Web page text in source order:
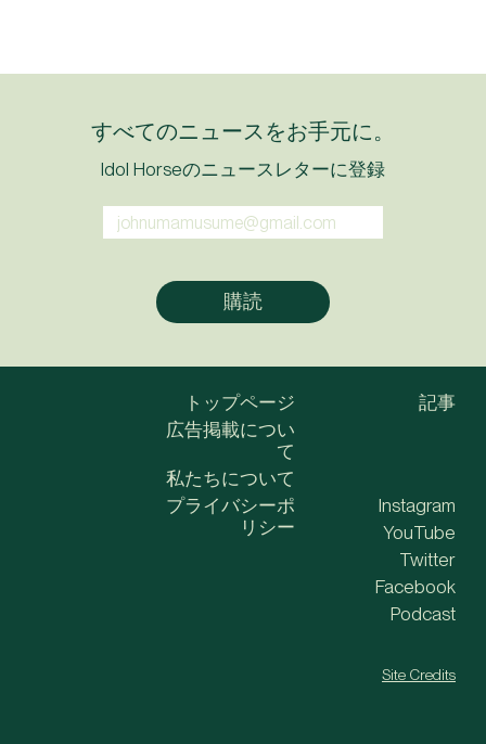
すべてのニュースをお手元に。
Idol Horseのニュースレターに登録
トップページ
広告掲載につい
て
私たちについて
記事
プライバシーポ
リシー
Instagram
YouTube
Twitter
Facebook
Podcast
Site Credits